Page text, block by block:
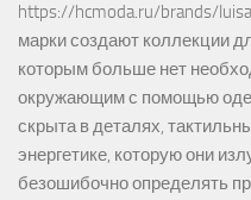
https://hcmoda.ru/brands/
марки создают коллекции
которым больше нет
окружающим с помощью
скрыта в деталях,
энергетике, которую они
безошибочно определять